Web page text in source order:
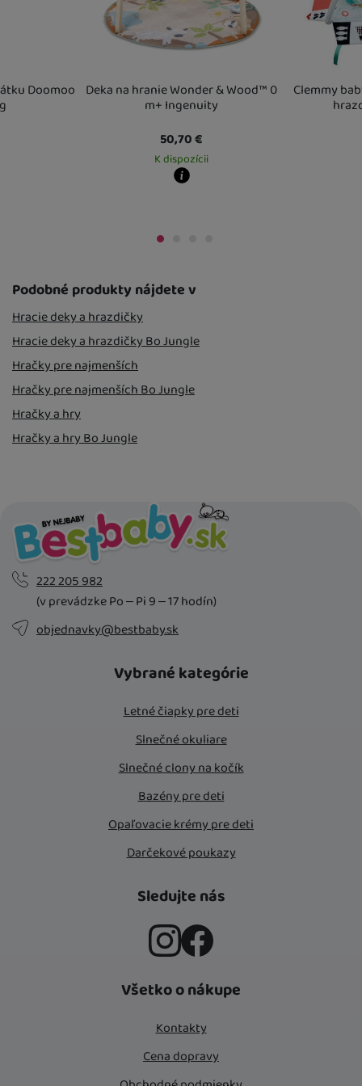
predchádzajúci nasledujúci
Deka na hranie Wonder & Wood™ 0
m+ Ingenuity
50,70€
K dispozícii
Clemmy
Doomoo
Podobné produkty nájdete v
Hracie deky a hrazdičky
Hracie deky a hrazdičky Bo Jungle
Hračky pre najmenších
Hračky pre najmenších Bo Jungle
Hračky a hry
Hračky a hry Bo Jungle
222 205 982
(v prevádzke Po – Pi 9 – 17 hodín)
objednavky@bestbaby.sk
Vybrané kategórie
Letné čiapky pre deti
Slnečné okuliare
Slnečné clony na kočík
Bazény pre deti
Opaľovacie krémy pre deti
Darčekové poukazy
Sledujte nás
Všetko o nákupe
Kontakty
Cena dopravy